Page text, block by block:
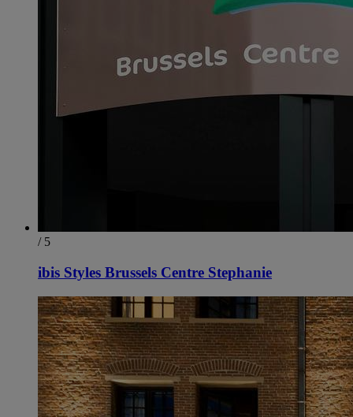
/ 5
ibis Styles Brussels Centre Stephanie